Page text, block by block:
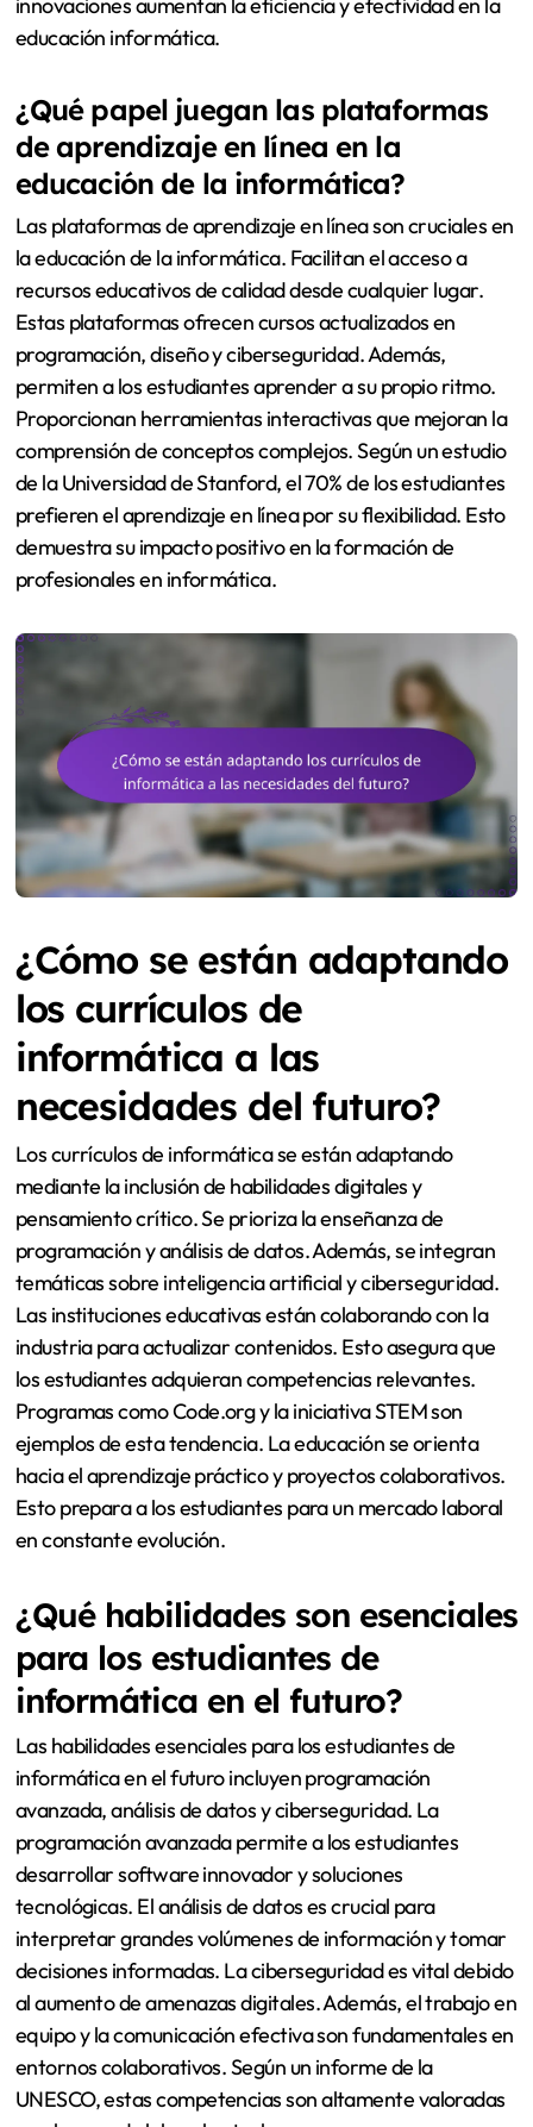
educación informática.
¿Qué papel juegan las plataformas
de aprendizaje en línea en la
educación de la informática?
Las plataformas de aprendizaje en línea son cruciales en
la educación de la informática. Facilitan el acceso a
recursos educativos de calidad desde cualquier lugar.
Estas plataformas ofrecen cursos actualizados en
programación, diseño y ciberseguridad. Además,
permiten a los estudiantes aprender a su propio ritmo.
Proporcionan herramientas interactivas que mejoran la
comprensión de conceptos complejos. Según un estudio
de la Universidad de Stanford, el 70% de los estudiantes
prefieren el aprendizaje en línea por su flexibilidad. Esto
demuestra su impacto positivo en la formación de
profesionales en informática.
¿Cómo se están adaptando
los currículos de
informática a las
necesidades del futuro?
Los currículos de informática se están adaptando
mediante la inclusión de habilidades digitales y
pensamiento crítico. Se prioriza la enseñanza de
programación y análisis de datos. Además, se integran
temáticas sobre inteligencia artificial y ciberseguridad.
Las instituciones educativas están colaborando con la
industria para actualizar contenidos. Esto asegura que
los estudiantes adquieran competencias relevantes.
Programas como Code.org y la iniciativa STEM son
ejemplos de esta tendencia. La educación se orienta
hacia el aprendizaje práctico y proyectos colaborativos.
Esto prepara a los estudiantes para un mercado laboral
en constante evolución.
¿Qué habilidades son esenciales
para los estudiantes de
informática en el futuro?
Las habilidades esenciales para los estudiantes de
informática en el futuro incluyen programación
avanzada, análisis de datos y ciberseguridad. La
programación avanzada permite a los estudiantes
desarrollar software innovador y soluciones
tecnológicas. El análisis de datos es crucial para
interpretar grandes volúmenes de información y tomar
decisiones informadas. La ciberseguridad es vital debido
al aumento de amenazas digitales. Además, el trabajo en
equipo y la comunicación efectiva son fundamentales en
entornos colaborativos. Según un informe de la
UNESCO, estas competencias son altamente valoradas